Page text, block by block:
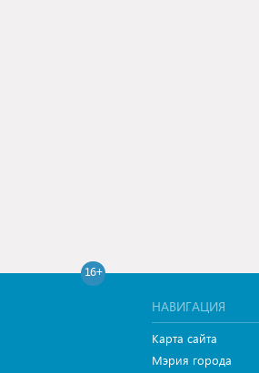
16+
НАВИГАЦИЯ
Карта сайта
Мэрия города